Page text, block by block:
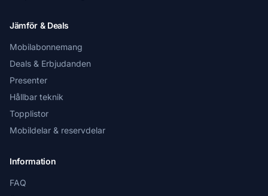
Jämför & Deals
Mobilabonnemang
Deals & Erbjudanden
Presenter
Hållbar teknik
Topplistor
Mobildelar & reservdelar
Information
FAQ